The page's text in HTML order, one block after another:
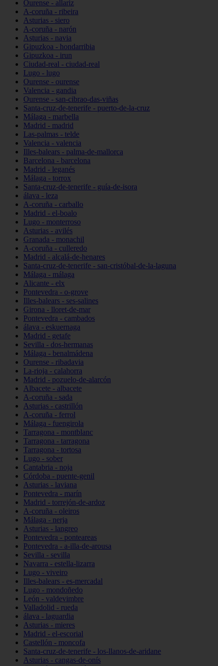
Ourense - allariz
A-coruña - ribeira
Asturias - siero
A-coruña - narón
Asturias - navia
Gipuzkoa - hondarribia
Gipuzkoa - irun
Ciudad-real - ciudad-real
Lugo - lugo
Ourense - ourense
Valencia - gandia
Ourense - san-cibrao-das-viñas
Santa-cruz-de-tenerife - puerto-de-la-cruz
Málaga - marbella
Madrid - madrid
Las-palmas - telde
Valencia - valencia
Illes-balears - palma-de-mallorca
Barcelona - barcelona
Madrid - leganés
Málaga - torrox
Santa-cruz-de-tenerife - guía-de-isora
álava - leza
A-coruña - carballo
Madrid - el-boalo
Lugo - monterroso
Asturias - avilés
Granada - monachil
A-coruña - culleredo
Madrid - alcalá-de-henares
Santa-cruz-de-tenerife - san-cristóbal-de-la-laguna
Málaga - málaga
Alicante - elx
Pontevedra - o-grove
Illes-balears - ses-salines
Girona - lloret-de-mar
Pontevedra - cambados
álava - eskuernaga
Madrid - getafe
Sevilla - dos-hermanas
Málaga - benalmádena
Ourense - ribadavia
La-rioja - calahorra
Madrid - pozuelo-de-alarcón
Albacete - albacete
A-coruña - sada
Asturias - castrillón
A-coruña - ferrol
Málaga - fuengirola
Tarragona - montblanc
Tarragona - tarragona
Tarragona - tortosa
Lugo - sober
Cantabria - noja
Córdoba - puente-genil
Asturias - laviana
Pontevedra - marín
Madrid - torrejón-de-ardoz
A-coruña - oleiros
Málaga - nerja
Asturias - langreo
Pontevedra - ponteareas
Pontevedra - a-illa-de-arousa
Sevilla - sevilla
Navarra - estella-lizarra
Lugo - viveiro
Illes-balears - es-mercadal
Lugo - mondoñedo
León - valdevimbre
Valladolid - rueda
álava - laguardia
Asturias - mieres
Madrid - el-escorial
Castellón - moncofa
Santa-cruz-de-tenerife - los-llanos-de-aridane
Asturias - cangas-de-onís